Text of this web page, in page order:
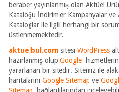
beraber yayınlanmış olan Aktüel
Kataloğu İndirimler Kampanyalar ve
Kataloglar ile ilgili herhangi bir
üstlenmemektedir.
aktuelbul.com sitesi WordPress
hazırlanmış olup Google
yararlanan bir sitedir. Sitemiz ile
haritalarını Google Sitemap ve
Sitemap
bağlantılarından